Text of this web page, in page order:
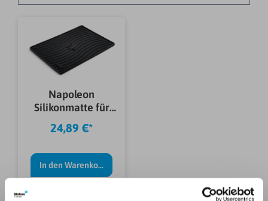
Napoleon
Silikonmatte für
37x27cm
24,89 €*
In den Warenkorb